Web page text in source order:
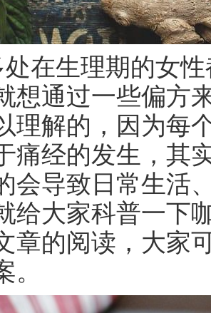
在生理期的女
想通过一些偏方
理解的，因为每
痛经的发生，其
会导致日常生活
给大家科普一下
章的阅读，大家